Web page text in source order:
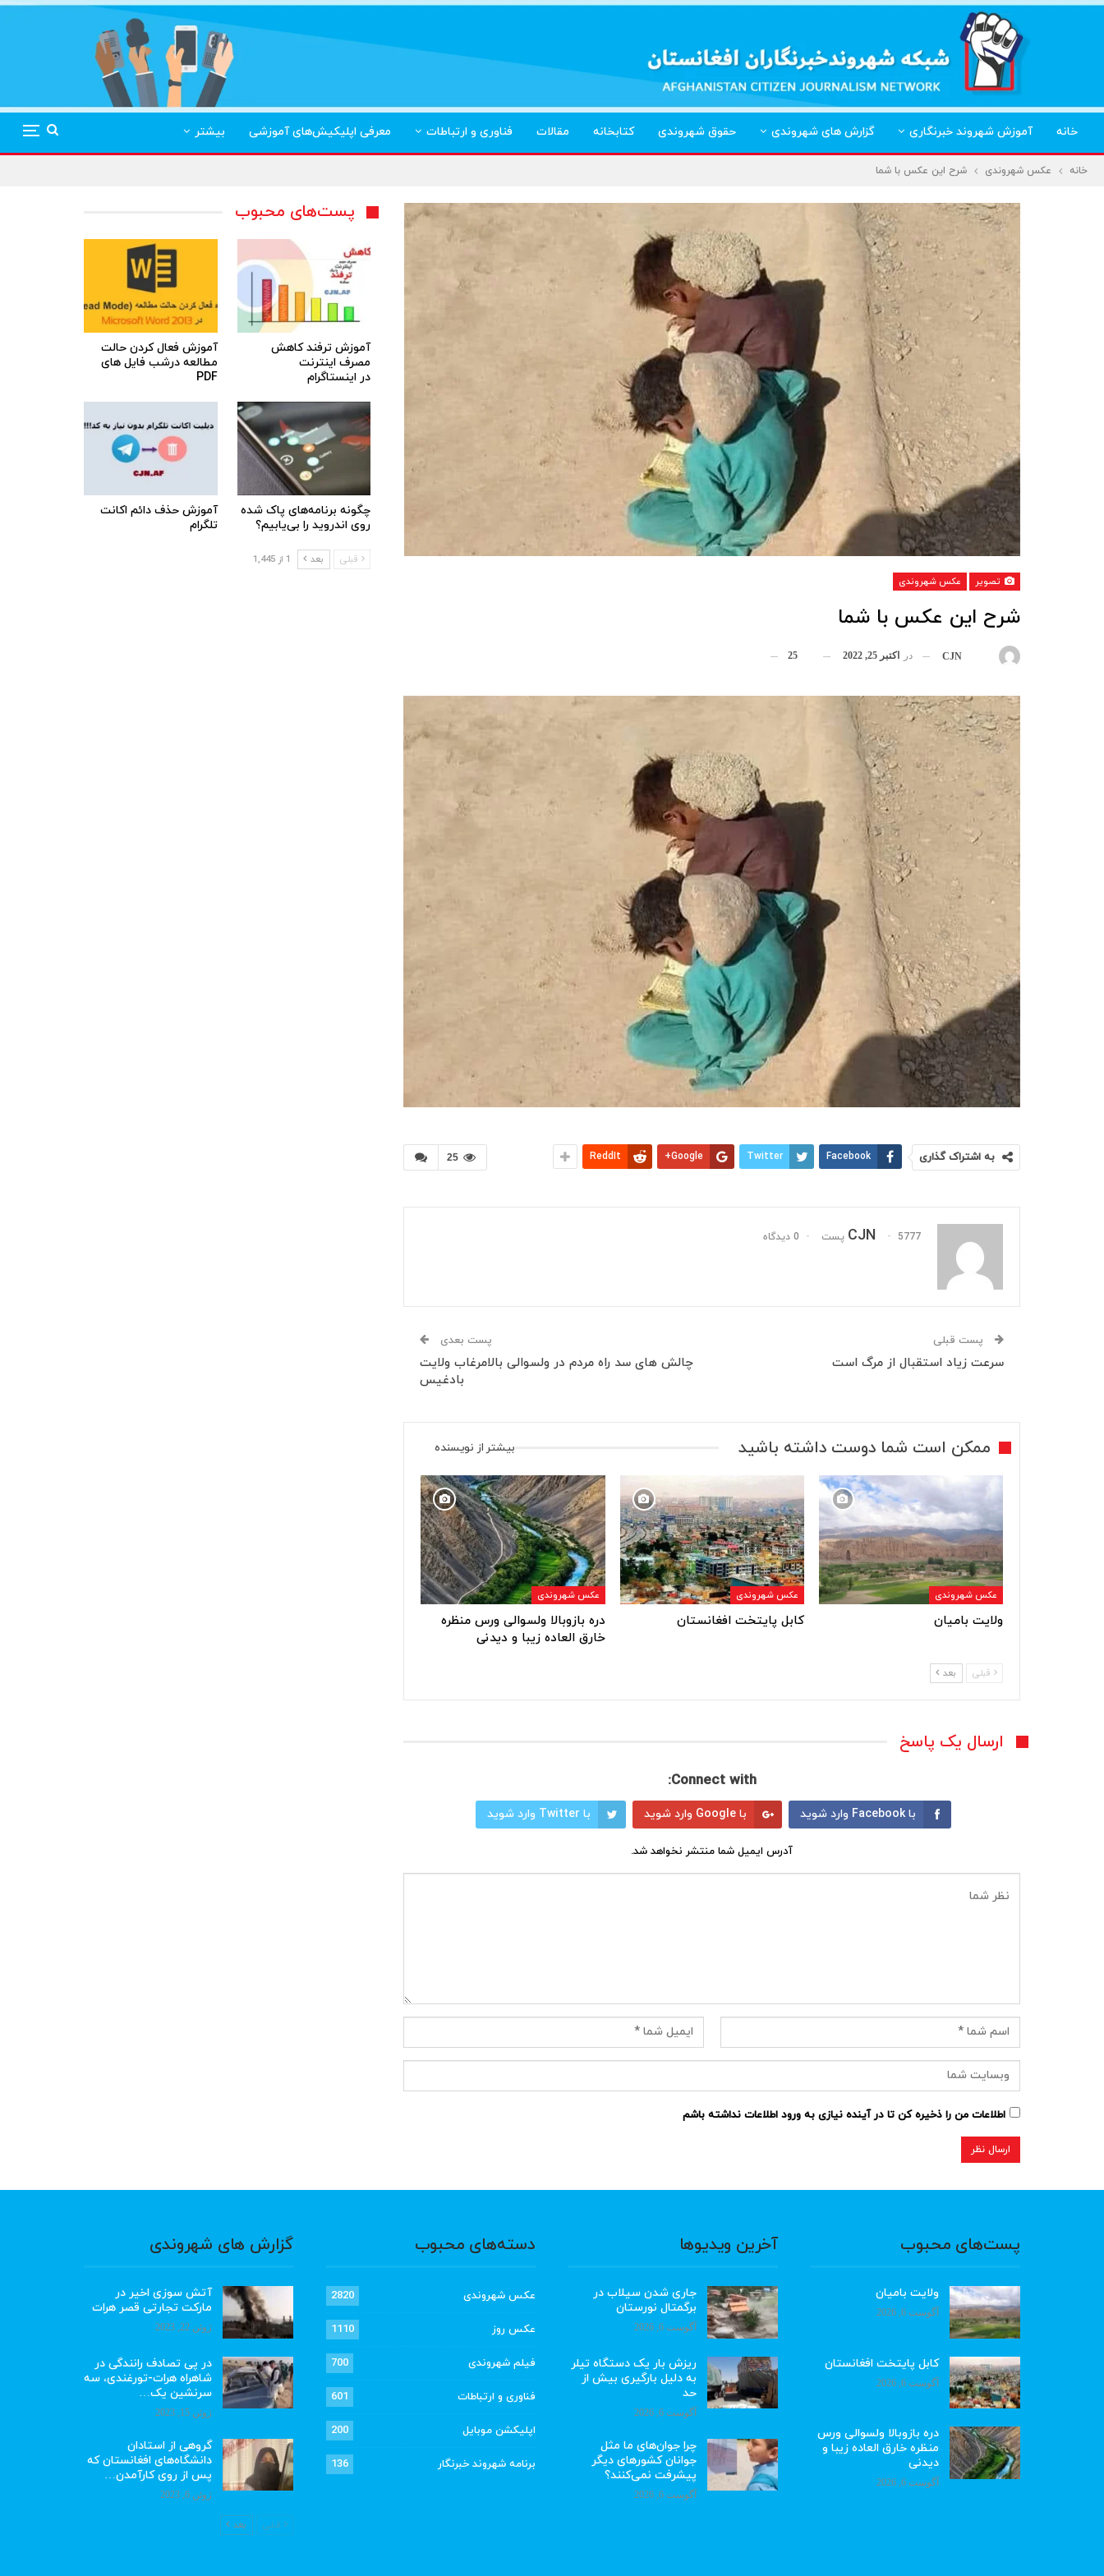
خانه آموزش شهروند خبرنگاری گزارش های شهروندی حقوق شهروندی کتابخانه مقالات فناوری و ارتباطات معرفی اپلیکیش‌های آموزشی بیشتر
خانه عکس شهروندی شرح این عکس با شما
تصویر عکس شهروندی
شرح این عکس با شما
CJN در اکتبر 25, 2022 25
25 به اشتراک گذاری Facebook
Twitter
Google+
ReddIt
CJN 5777 پست 0 دیدگاه
پست قبلی
سرعت زیاد استقبال از مرگ است
پست بعدی
چالش های سد راه مردم در ولسوالی بالامرغاب ولایت
بادغیس
ممکن است شما دوست داشته باشید بیشتر از نویسنده
عکس شهروندی
ولایت بامیان
عکس شهروندی
کابل پایتخت افغانستان
عکس شهروندی
دره بازوبالا ولسوالی ورس منظره
خارق العاده زیبا و دیدنی
قبلی بعد
ارسال یک پاسخ
Connect with:
با Facebook وارد شوید با Google وارد شوید با Twitter وارد شوید
آدرس ایمیل شما منتشر نخواهد شد.
اطلاعات من را ذخیره کن تا در آینده نیازی به ورود اطلاعات نداشته باشم
پست‌های محبوب
آموزش ترفند کاهش
مصرف اینترنت
در اینستاگرام
آموزش فعال کردن حالت
مطالعه درشب فایل های
PDF
چگونه برنامه‌های پاک شده
روی اندروید را بی‌یابیم؟
آموزش حذف دائم اکانت
تلگرام
قبلی بعد 1 از 1,445
پست‌های محبوب
ولایت بامیان
آگوست 6, 2026
کابل پایتخت افغانستان
آگوست 6, 2026
دره بازوبالا ولسوالی ورس
منظره خارق العاده زیبا و
دیدنی
آگوست 6, 2026
آخرین ویدیوها
جاری شدن سیلاب در
برگمتال نورستان
آگوست 6, 2026
ریزش بار یک دستگاه تیلر
به دلیل بارگیری بیش از
حد
آگوست 6, 2026
چرا جوان‌های ما مثل
جوانان کشورهای دیگر
پیشرفت نمی‌کنند؟
آگوست 6, 2026
دسته‌های محبوب
عکس شهروندی 2820
عکس روز 1110
فیلم شهروندی 700
فناوری و ارتباطات 601
اپلیکشن موبایل 200
برنامه شهروند خبرنگار 136
گزارش های شهروندی
آتش سوزی اخیر در
مارکت تجارتی قصر هرات
ژوئن 22, 2023
در پی تصادف رانندگی در
شاهراه هرات-تورغندی، سه
سرنشین یک…
ژوئن 15, 2023
گروهی از استادان
دانشگاه‌های افغانستان که
پس از روی کارآمدن…
ژوئن 6, 2023
قبلی بعد